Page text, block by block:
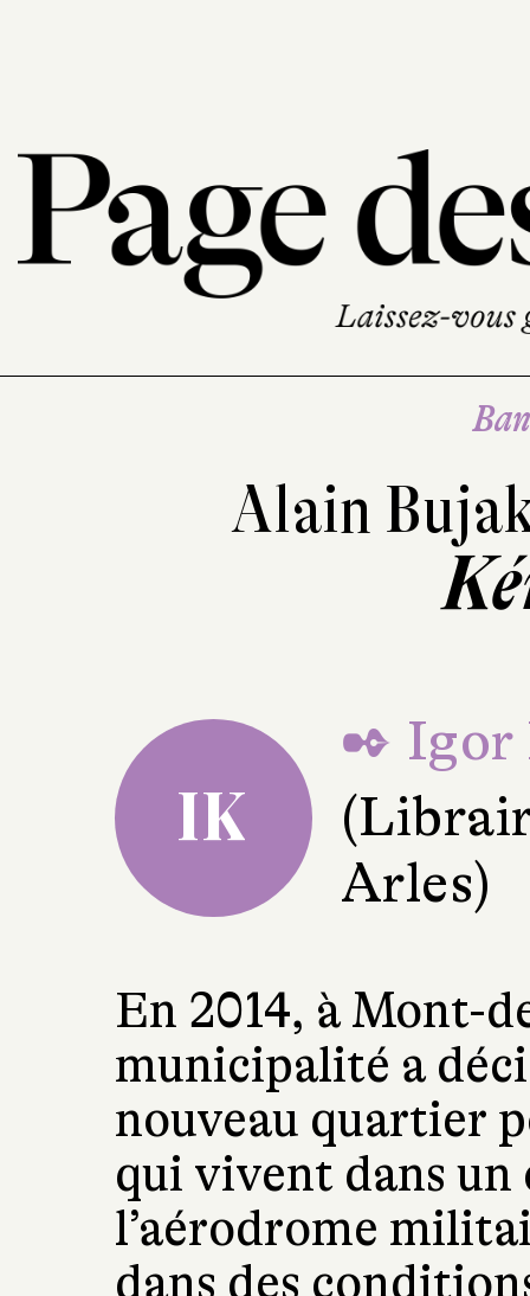
Alain
IK
✒ Igor
Arles)
En 2014, à Mont-
municipalité a
nouveau quartier
qui vivent dans un
l’aérodrome
dans des